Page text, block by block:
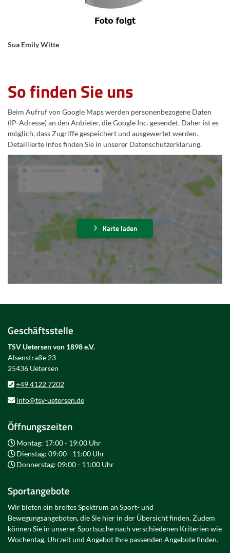
Sua Emily Witte
So finden Sie uns
Beim Aufruf von Google Maps werden personenbezogene Daten
(IP-Adresse) an den Anbieter, die Google Inc. gesendet. Daher ist es
möglich, dass Zugriffe gespeichert und ausgewertet werden.
Detaillierte Infos finden Sie in unserer Datenschutzerklärung.
Karte laden
Geschäftsstelle
TSV Uetersen von 1898 e.V.
Alsenstraße 23
25436 Uetersen
+49 4122 7202
info@tsv-uetersen.de
Öffnungszeiten
Montag: 17:00 - 19:00 Uhr
Dienstag: 09:00 - 11:00 Uhr
Donnerstag: 09:00 - 11:00 Uhr
Sportangebote
Wir bieten ein breites Spektrum an Sport- und
Bewegungsangeboten, die Sie hier in der Übersicht finden. Zudem
können Sie in unserer Sportsuche nach verschiedenen Kriterien wie
Wochentag, Uhrzeit und Angebot Ihre passenden Angebote finden.